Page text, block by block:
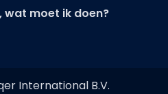
wat moet ik doen?
International B.V.